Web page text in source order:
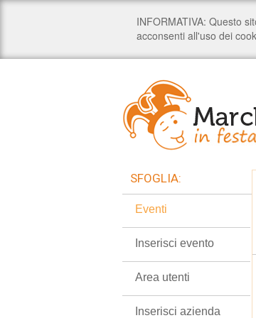
SFOGLIA:
Eventi
Inserisci evento
Area utenti
Inserisci azienda